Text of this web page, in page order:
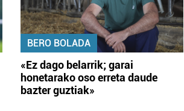
BERO BOLADA
«Ez dago belarrik; garai
honetarako oso erreta daude
bazter guztiak»